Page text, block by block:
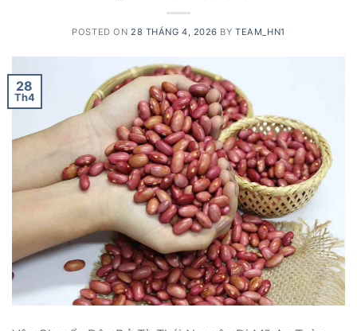
POSTED ON 28 THÁNG 4, 2026 BYTEAM_HN1
28
Th4